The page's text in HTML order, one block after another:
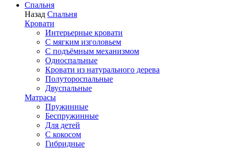
Спальня
Назад Спальня
Кровати
Интерьерные кровати
С мягким изголовьем
С подъёмным механизмом
Односпальные
Кровати из натурального дерева
Полутороспальные
Двуспальные
Матрасы
Пружинные
Беспружинные
Для детей
C кокосом
Гибридные